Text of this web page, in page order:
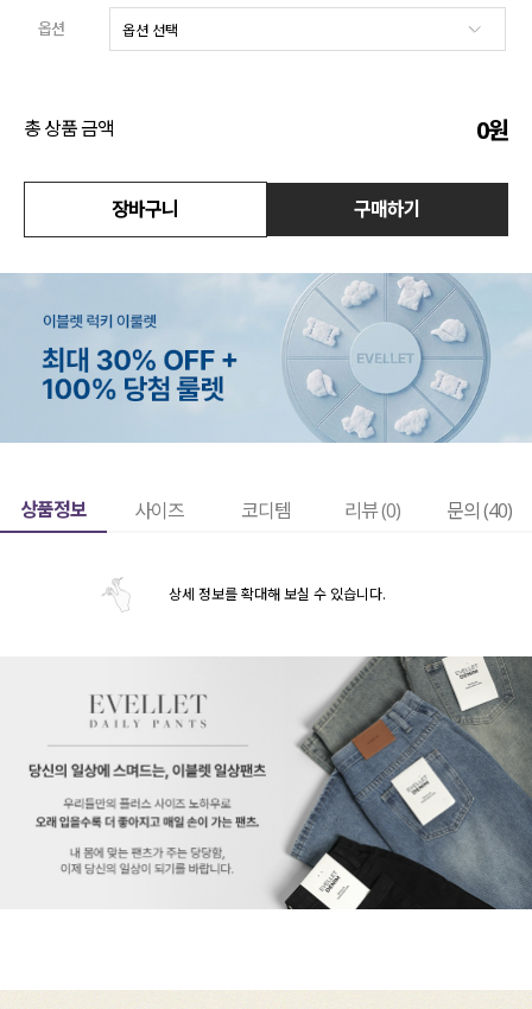
옵션
총 상품 금액 0원
장바구니 구매하기
상품정보 사이즈 코디템 리뷰 (0) 문의 (40)
상세 정보를 확대해 보실 수 있습니다.